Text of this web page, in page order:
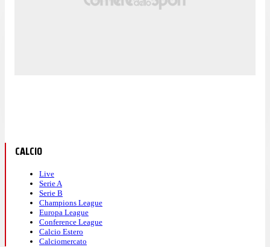
CALCIO
Live
Serie A
Serie B
Champions League
Europa League
Conference League
Calcio Estero
Calciomercato